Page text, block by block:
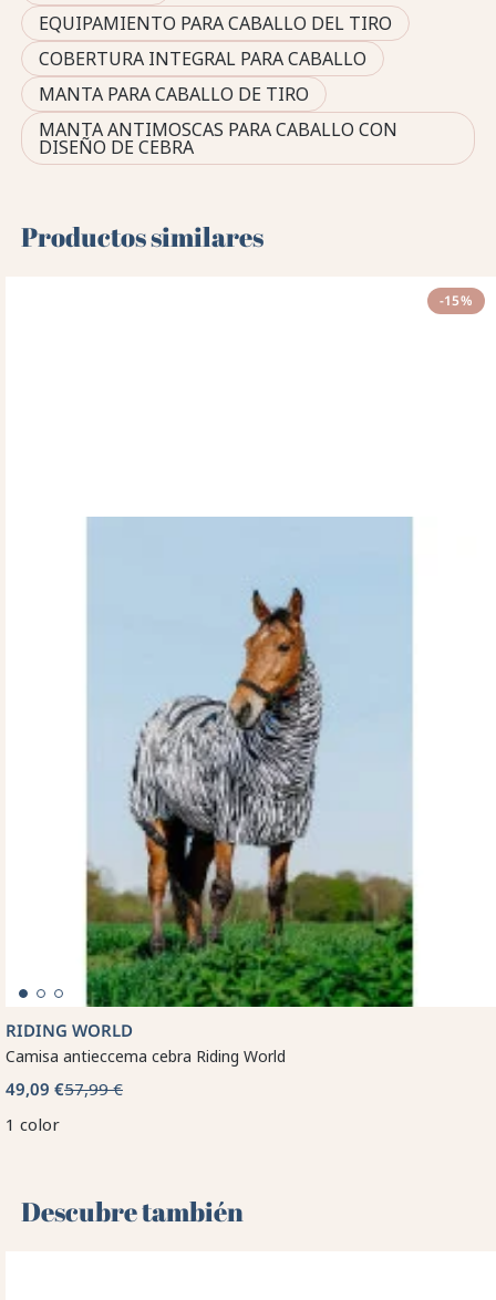
EQUIPAMIENTO PARA CABALLO DEL TIRO
COBERTURA INTEGRAL PARA CABALLO
MANTA PARA CABALLO DE TIRO
MANTA ANTIMOSCAS PARA CABALLO CON
DISEÑO DE CEBRA
Productos similares
-15%
RIDING WORLD
Camisa antieccema cebra Riding World
49,09 €57,99 €
1 color
Descubre también 🌻